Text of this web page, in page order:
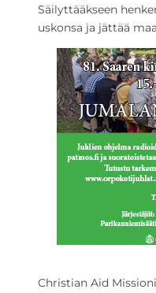
Säilyttääkseen
uskonsa ja jättää
Christian Aid